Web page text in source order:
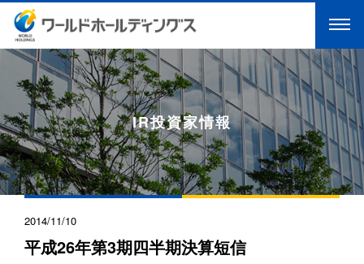
IR投資家情報
2014/11/10
平成26年第3期四半期決算短信